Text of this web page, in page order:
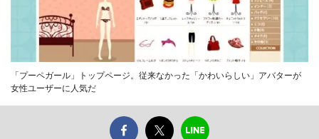
「プーペガール」トップページ。従来なかった「かわいらしい」アバターが
女性ユーザーに人気だ